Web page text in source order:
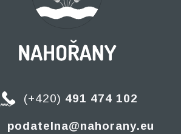
(+420) 491 474 102
podatelna@nahorany.eu